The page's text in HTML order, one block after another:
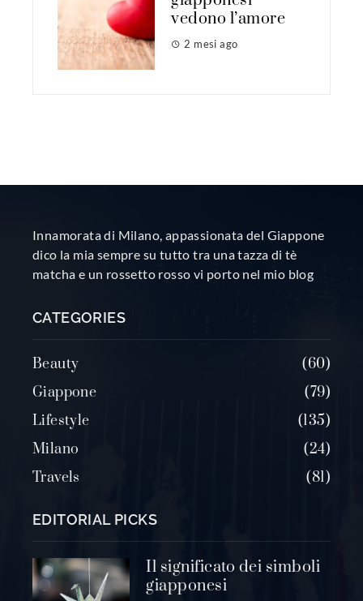
vedono l’amore
2 mesi ago
Innamorata di Milano, appassionata del Giappone
dico la mia sempre su tutto tra una tazza di tè
matcha e un rossetto rosso vi porto nel mio blog
CATEGORIES
Beauty
60
Giappone
79
Lifestyle
135
Milano
24
Travels
81
EDITORIAL PICKS
Il significato dei simboli
giapponesi